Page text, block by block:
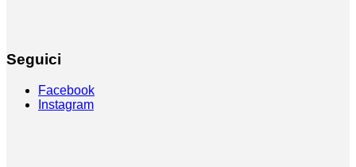
Seguici
Facebook
Instagram